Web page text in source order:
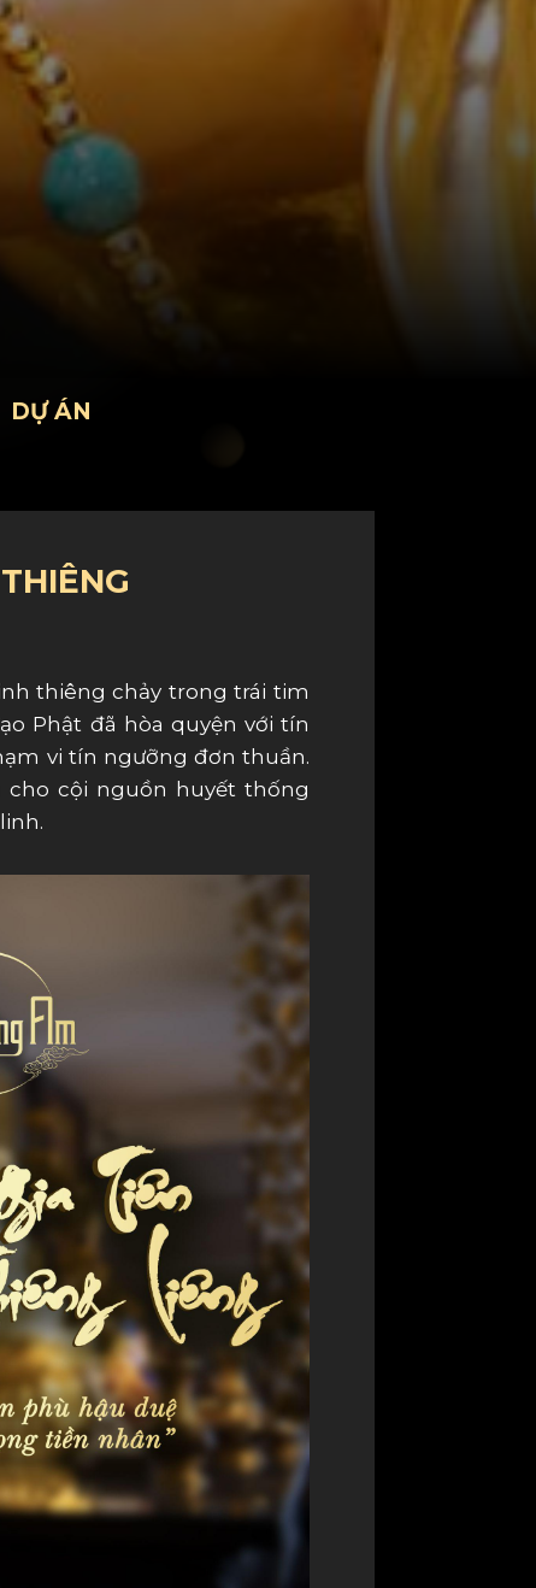
DỰ ÁN
thiêng chảy trong trái tim
Phật đã hòa quyện với tín
vi tín ngưỡng đơn thuần.
cho cội nguồn huyết thống